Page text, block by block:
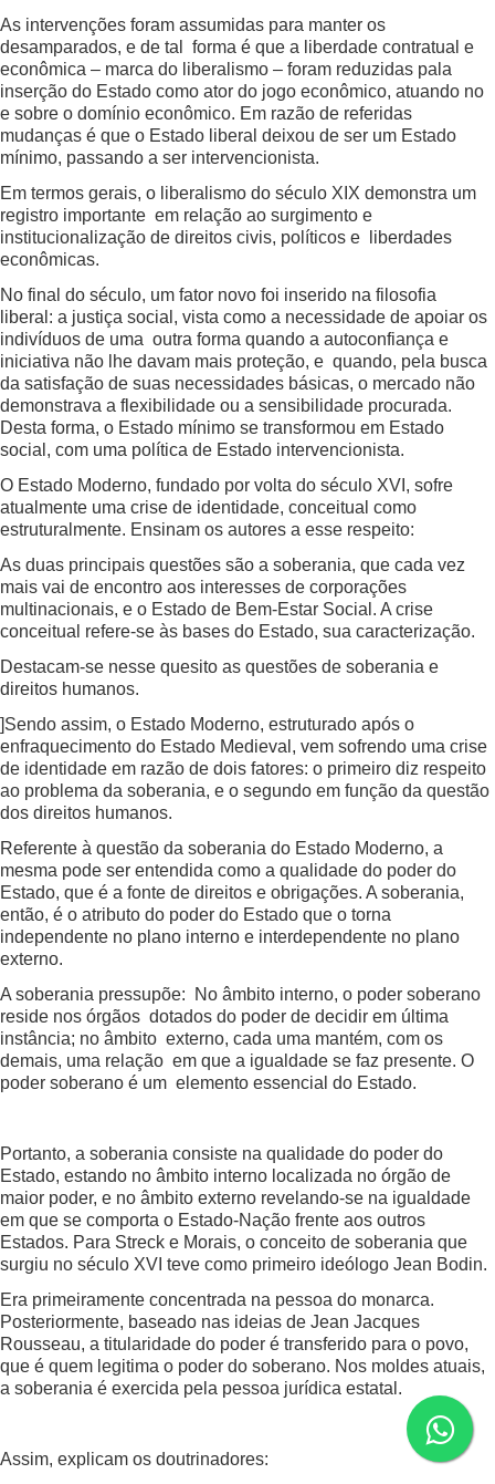
As intervenções foram assumidas para manter os
desamparados, e de tal forma é que a liberdade contratual e
econômica – marca do liberalismo – foram reduzidas pala
inserção do Estado como ator do jogo econômico, atuando no
e sobre o domínio econômico. Em razão de referidas
mudanças é que o Estado liberal deixou de ser um Estado
mínimo, passando a ser intervencionista.
Em termos gerais, o liberalismo do século XIX demonstra um
registro importante em relação ao surgimento e
institucionalização de direitos civis, políticos e liberdades
econômicas.
No final do século, um fator novo foi inserido na filosofia
liberal: a justiça social, vista como a necessidade de apoiar os
indivíduos de uma outra forma quando a autoconfiança e
iniciativa não lhe davam mais proteção, e quando, pela busca
da satisfação de suas necessidades básicas, o mercado não
demonstrava a flexibilidade ou a sensibilidade procurada.
Desta forma, o Estado mínimo se transformou em Estado
social, com uma política de Estado intervencionista.
O Estado Moderno, fundado por volta do século XVI, sofre
atualmente uma crise de identidade, conceitual como
estruturalmente. Ensinam os autores a esse respeito:
As duas principais questões são a soberania, que cada vez
mais vai de encontro aos interesses de corporações
multinacionais, e o Estado de Bem-Estar Social. A crise
conceitual refere-se às bases do Estado, sua caracterização.
Destacam-se nesse quesito as questões de soberania e
direitos humanos.
]Sendo assim, o Estado Moderno, estruturado após o
enfraquecimento do Estado Medieval, vem sofrendo uma crise
de identidade em razão de dois fatores: o primeiro diz respeito
ao problema da soberania, e o segundo em função da questão
dos direitos humanos.
Referente à questão da soberania do Estado Moderno, a
mesma pode ser entendida como a qualidade do poder do
Estado, que é a fonte de direitos e obrigações. A soberania,
então, é o atributo do poder do Estado que o torna
independente no plano interno e interdependente no plano
externo.
A soberania pressupõe: No âmbito interno, o poder soberano
reside nos órgãos dotados do poder de decidir em última
instância; no âmbito externo, cada uma mantém, com os
demais, uma relação em que a igualdade se faz presente. O
poder soberano é um elemento essencial do Estado.
Portanto, a soberania consiste na qualidade do poder do
Estado, estando no âmbito interno localizada no órgão de
maior poder, e no âmbito externo revelando-se na igualdade
em que se comporta o Estado-Nação frente aos outros
Estados. Para Streck e Morais, o conceito de soberania que
surgiu no século XVI teve como primeiro ideólogo Jean Bodin.
Era primeiramente concentrada na pessoa do monarca.
Posteriormente, baseado nas ideias de Jean Jacques
Rousseau, a titularidade do poder é transferido para o povo,
que é quem legitima o poder do soberano. Nos moldes atuais,
a soberania é exercida pela pessoa jurídica estatal.
Assim, explicam os doutrinadores: